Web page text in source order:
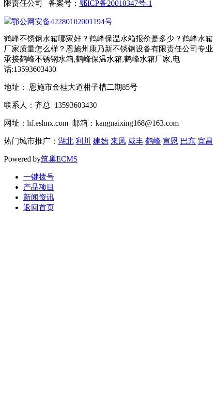
限责任公司 备案号： 鄂ICP备20010347号-1
鄂公网安备42280102001194号
鹤峰不锈钢水箱哪家好？鹤峰保温水箱报价是多少？鹤峰水箱
厂家质量怎么样？恩施州康乃新不锈钢设备有限责任公司专业
承接鹤峰不锈钢水箱,鹤峰保温水箱,鹤峰水箱厂家,电
话:13593603430
地址： 恩施市金桂大道柑子槽二期85号
联系人：齐总 13593603430
网址：hf.eshnx.com 邮箱：kangnaixing168@163.com
热门城市推广： 湖北 利川 建始 来凤 咸丰 鹤峰 宣恩 巴东 宜昌
Powered by筑巢ECMS
一键拨号
产品项目
新闻资讯
返回首页